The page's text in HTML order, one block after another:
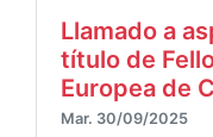
Llamado a
título de
Europea de
Mar. 30/09/2025